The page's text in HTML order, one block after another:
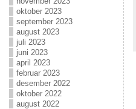
oktober 2023
september 2023
august 2023
juli 2023
juni 2023
april 2023
februar 2023
desember 2022
oktober 2022
august 2022